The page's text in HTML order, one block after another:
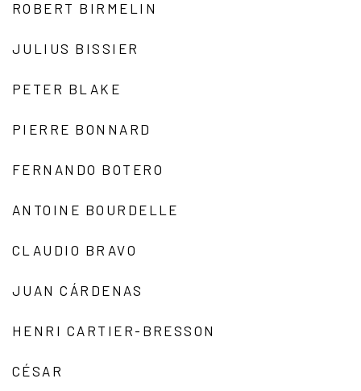
ROBERT BIRMELIN
JULIUS BISSIER
PETER BLAKE
PIERRE BONNARD
FERNANDO BOTERO
ANTOINE BOURDELLE
CLAUDIO BRAVO
JUAN CÁRDENAS
HENRI CARTIER-BRESSON
CÉSAR